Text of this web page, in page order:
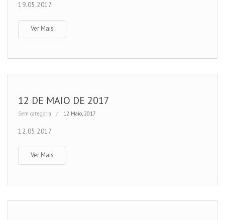
19.05.2017
Ver Mais
12 DE MAIO DE 2017
Sem categoria 12 Maio, 2017
12.05.2017
Ver Mais